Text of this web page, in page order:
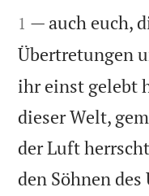


1 — auch euch,
Übertretungen
ihr einst gelebt
dieser Welt,
der Luft
den Söhnen